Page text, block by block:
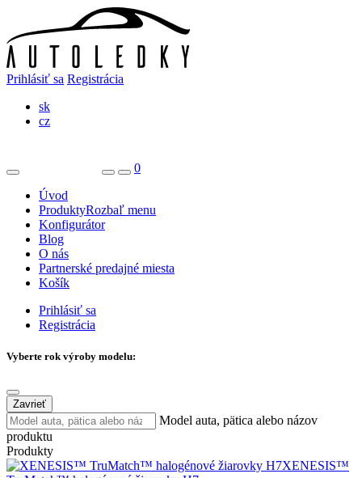
Prihlásiť sa Registrácia
sk
cz
0
Úvod
ProduktyRozbaľ menu
Konfigurátor
Blog
O nás
Partnerské predajné miesta
Košík
Prihlásiť sa
Registrácia
Vyberte rok výroby modelu:
Zavrieť
Model auta, pätica alebo názov
produktu
Produkty
XENESIS™